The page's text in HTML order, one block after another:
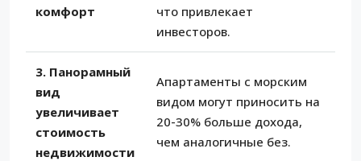
комфорт
что привлекает
инвесторов.
3. Панорамный
вид
увеличивает
стоимость
недвижимости
Апартаменты с морским
видом могут приносить на
20-30% больше дохода,
чем аналогичные без.